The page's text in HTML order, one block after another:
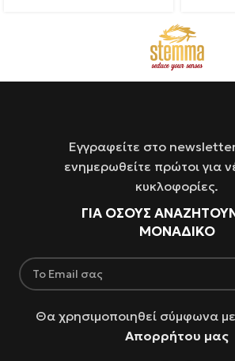
Εγγραφείτε στο
ενημερωθείτε πρώτοι για
κυκλοφορίες.
ΓΙΑ ΌΣΟΥΣ
ΜΟΝΑΔΙΚΟ
Θα χρησιμοποιηθεί σύμφωνα
Απορρήτου μας